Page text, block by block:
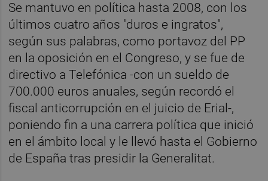
Se mantuvo en política hasta 2008, con los
últimos cuatro años "duros e ingratos",
según sus palabras, como portavoz del PP
en la oposición en el Congreso, y se fue de
directivo a Telefónica -con un sueldo de
700.000 euros anuales, según recordó el
fiscal anticorrupción en el juicio de Erial-,
poniendo fin a una carrera política que inició
en el ámbito local y le llevó hasta el Gobierno
de España tras presidir la Generalitat.